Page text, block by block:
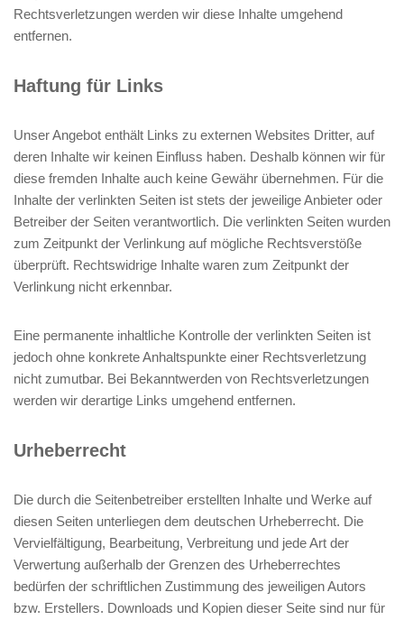
Rechtsverletzungen werden wir diese Inhalte umgehend
entfernen.
Haftung für Links
Unser Angebot enthält Links zu externen Websites Dritter, auf
deren Inhalte wir keinen Einfluss haben. Deshalb können wir für
diese fremden Inhalte auch keine Gewähr übernehmen. Für die
Inhalte der verlinkten Seiten ist stets der jeweilige Anbieter oder
Betreiber der Seiten verantwortlich. Die verlinkten Seiten wurden
zum Zeitpunkt der Verlinkung auf mögliche Rechtsverstöße
überprüft. Rechtswidrige Inhalte waren zum Zeitpunkt der
Verlinkung nicht erkennbar.
Eine permanente inhaltliche Kontrolle der verlinkten Seiten ist
jedoch ohne konkrete Anhaltspunkte einer Rechtsverletzung
nicht zumutbar. Bei Bekanntwerden von Rechtsverletzungen
werden wir derartige Links umgehend entfernen.
Urheberrecht
Die durch die Seitenbetreiber erstellten Inhalte und Werke auf
diesen Seiten unterliegen dem deutschen Urheberrecht. Die
Vervielfältigung, Bearbeitung, Verbreitung und jede Art der
Verwertung außerhalb der Grenzen des Urheberrechtes
bedürfen der schriftlichen Zustimmung des jeweiligen Autors
bzw. Erstellers. Downloads und Kopien dieser Seite sind nur für